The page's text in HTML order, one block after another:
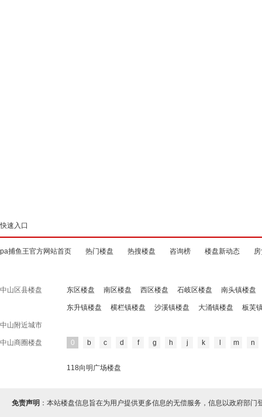
快速入口
pa捕鱼王官方网站首页 热门楼盘 热搜楼盘 咨询榜 楼盘新动态
中山区县楼盘 东区楼盘 南区楼盘 西区楼盘 石岐区楼盘 南头镇楼盘
东升镇楼盘 横栏镇楼盘 沙溪镇楼盘 大涌镇楼盘 板芙
中山附近城市
中山商圈楼盘 0 b c d f g h j k m n
118向明广场楼盘
免责声明 ：本站楼盘信息旨在为用户提供更多信息的无偿服务，信息以政府部门